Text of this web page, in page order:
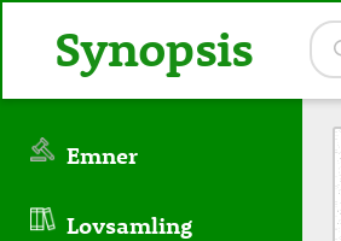
Emner
Lovsamling
Synopsis